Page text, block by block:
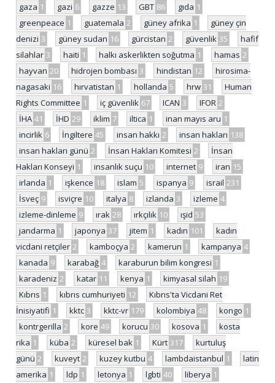
gaza 1 gazi 6 gazze 13 GBT 86 gıda 1
greenpeace 1 guatemala 2 güney afrika 1
güney çin
denizi 3 güney sudan 16 gürcistan 2 güvenlik 35
hafif
silahlar 3 haiti 1 halkı askerlikten soğutma 1 hamas 2
hayvan 20 hidrojen bombası 3 hindistan 12
hirosima-
nagasaki 16 hırvatistan 1 hollanda 5 hrw 31
Human
Rights Committee 1 iç güvenlik 67 ICAN 3 IFOR 2
İHA 41 İHD 29 iklim 7 iltica 1 inan mayıs aru 1
incirlik 6 İngiltere 45 insan hakkı 2 insan hakları 138
insan hakları günü 2 İnsan Hakları Komitesi 2
İnsan
Hakları Konseyi 1 insanlık suçu 10 internet 9 iran 15
irlanda 1 işkence 18 islam 5 ispanya 9 israil 231
İsveç 9 isviçre 10 italya 8 izlanda 3 izleme 4
izleme-dinleme 9 ırak 28 ırkçılık 10 ışid 53
jandarma 1 japonya 37 jitem 1 kadın 101
kadın
vicdani retçiler 2 kamboçya 2 kamerun 1 kampanya 4
kanada 9 karabağ 4 karaburun bilim kongresi 1
karadeniz 2 katar 11 kenya 1 kimyasal silah 19
Kıbrıs 1 kıbrıs cumhuriyeti 12
Kıbrıs'ta Vicdani Ret
İnisiyatifi 1 kktc 3 kktc-vr 179 kolombiya 48 kongo 1
kontrgerilla 2 kore 49 korucu 30 kosova 1
kosta
rika 1 küba 2 küresel bak 1 Kürt 317
kurtuluş
günü 2 kuveyt 2 kuzey kutbu 4 lambdaistanbul 1
latin
amerika 1 ldp 1 letonya 1 lgbti 40 liberya 1